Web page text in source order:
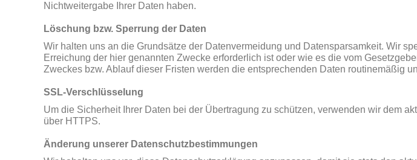
Nichtweitergabe Ihrer Daten haben.
Löschung bzw. Sperrung der Daten
Wir halten uns an die Grundsätze der Datenvermeidung und Datensparsamkeit. Wir
Erreichung der hier genannten Zwecke erforderlich ist oder wie es die vom
Zweckes bzw. Ablauf dieser Fristen werden die entsprechenden Daten routinemäßig
SSL-Verschlüsselung
Um die Sicherheit Ihrer Daten bei der Übertragung zu schützen, verwenden wir dem
über HTTPS.
Änderung unserer Datenschutzbestimmungen